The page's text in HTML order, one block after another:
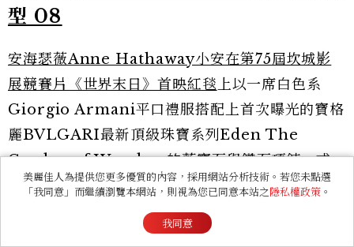
型 08
安海瑟薇Anne Hathaway小安在第75屆坎城影
展競賽片《世界末日》首映紅毯 上以一席白色系
Giorgio Armani平口禮服搭配上首次曝光的寶格
麗BVLGARI最新頂級珠寶系列Eden The
Garden of Wonders的藍寶石與鑽石項鍊、戒
指套組，整體風格優雅又不失氣勢！
美麗佳人為提供您更多優質的內容，採用網站分析技術。若您未點選
「我同意」而繼續瀏覽本網站，則視為您已同意本站之隱私權政策 。
我同意